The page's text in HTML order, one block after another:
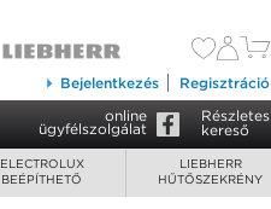
Bejelentkezés Regisztráció
online
ügyfélszolgálat
Részletes
kereső
ELECTROLUX
BEÉPÍTHETŐ
LIEBHERR
HŰTŐSZEKRÉNY